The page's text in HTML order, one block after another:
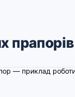
прапорів